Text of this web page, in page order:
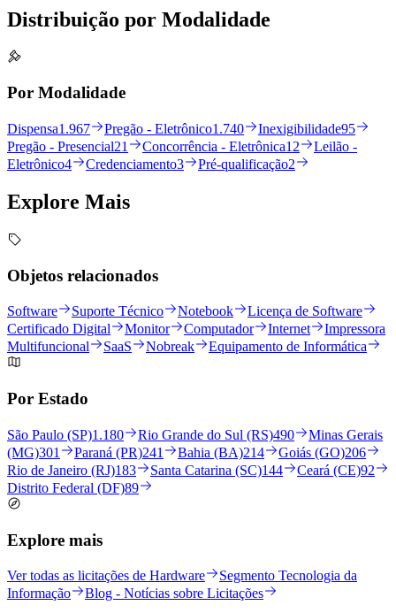
Distribuição por Modalidade
Por Modalidade
Dispensa1.967 Pregão - Eletrônico1.740 Inexigibilidade95
Pregão - Presencial21 Concorrência - Eletrônica12
Leilão -
Eletrônico4 Credenciamento3 Pré-qualificação2
Explore Mais
Objetos relacionados
Software Suporte Técnico Notebook
Licença de Software
Certificado Digital
Monitor Computador Internet
Impressora
Multifuncional
SaaS Nobreak Equipamento de Informática
Por Estado
São Paulo (SP)1.180 Rio Grande do Sul (RS)490
Minas Gerais
(MG)301 Paraná (PR)241 Bahia (BA)214 Goiás (GO)206
Rio de Janeiro (RJ)183 Santa Catarina (SC)144 Ceará (CE)92
Distrito Federal (DF)89
Explore mais
Ver todas as licitações de Hardware
Segmento Tecnologia da
Informação
Blog - Notícias sobre Licitações